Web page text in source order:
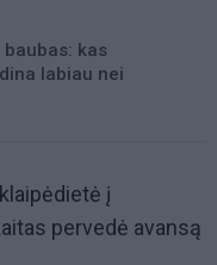
kas
labiau nei
į
pervedė avansą